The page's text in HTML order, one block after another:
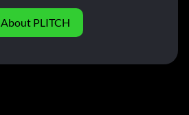
About PLITCH